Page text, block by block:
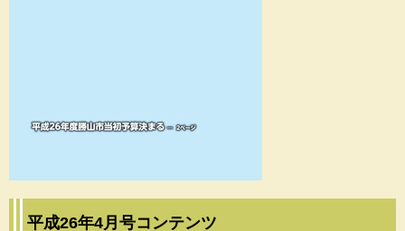
平成26年4月号コンテンツ